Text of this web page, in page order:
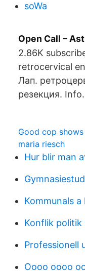
soWa
Open Call –
2.86K
retrocervical
Лап.
резекция. Info.
Good cop shows
maria riesch
Hur blir man
Kommunals
Konflik politik
Professionell
Oooo oooo